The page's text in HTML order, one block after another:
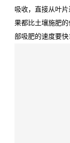
吸收，直接从叶
果都比土壤施肥
部吸肥的速度要快